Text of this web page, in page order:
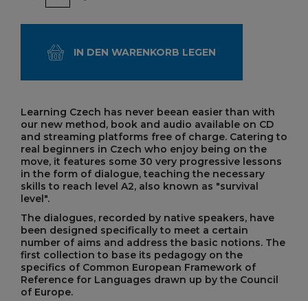
IN DEN WARENKORB LEGEN
Learning Czech has never beean easier than with
our new method, book and audio available on CD
and streaming platforms free of charge. Catering to
real beginners in Czech who enjoy being on the
move, it features some 30 very progressive lessons
in the form of dialogue, teaching the necessary
skills to reach level A2, also known as "survival
level".
The dialogues, recorded by native speakers, have
been designed specifically to meet a certain
number of aims and address the basic notions. The
first collection to base its pedagogy on the
specifics of Common European Framework of
Reference for Languages drawn up by the Council
of Europe.